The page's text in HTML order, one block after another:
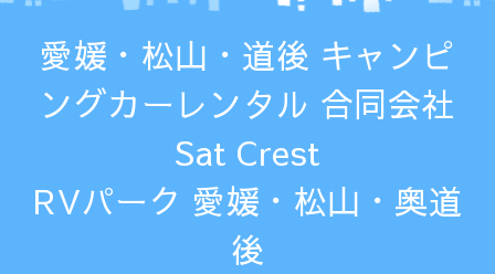
愛媛・松山・道後 キャンピ
ングカーレンタル 合同会社
Sat Crest
RVパーク 愛媛・松山・奥道
後